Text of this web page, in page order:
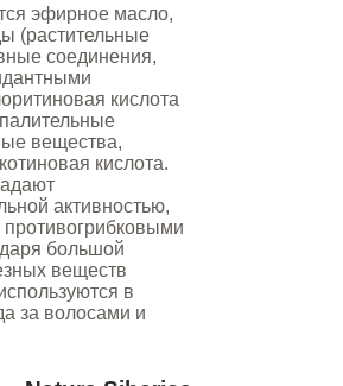
эфирное масло,
(растительные
соединения,
кислота
вещества,
кислота.
активностью,
противогрибковыми
большой
веществ
в
за волосами и